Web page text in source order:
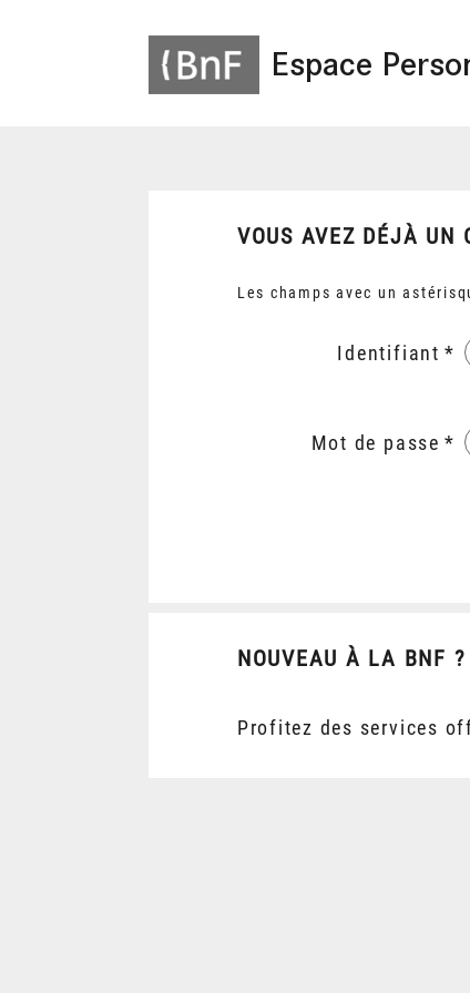
Espace
VOUS AVEZ DÉJÀ UN
Les champs avec un
Identifiant
Mot de passe
NOUVEAU À LA BNF ?
Profitez des services